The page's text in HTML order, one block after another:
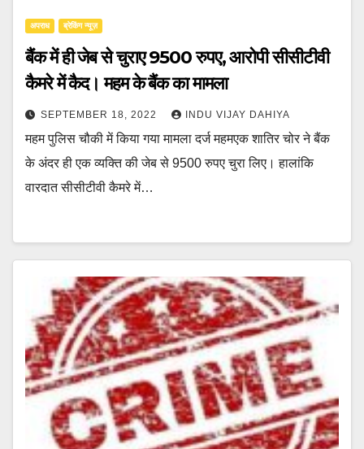
अपराध ब्रेकिंग न्यूज़
बैंक में ही जेब से चुराए 9500 रुपए, आरोपी सीसीटीवी
कैमरे में कैद। महम के बैंक का मामला
SEPTEMBER 18, 2022 INDU VIJAY DAHIYA
महम पुलिस चौकी में किया गया मामला दर्ज महमएक शातिर चोर ने बैंक
के अंदर ही एक व्यक्ति की जेब से 9500 रुपए चुरा लिए। हालांकि
वारदात सीसीटीवी कैमरे में…